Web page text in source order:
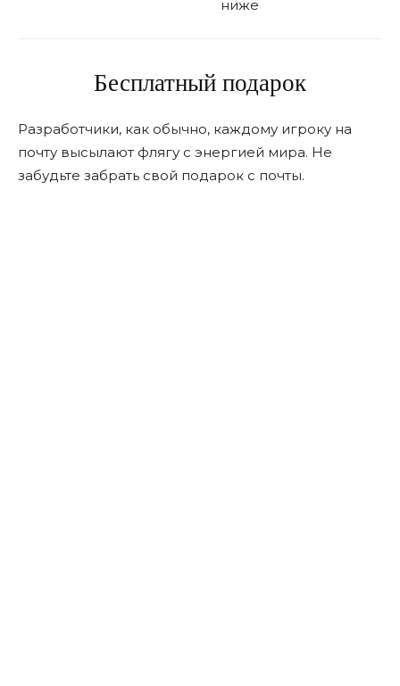
ниже
Бесплатный подарок
Разработчики, как обычно, каждому игроку на
почту высылают флягу с энергией мира. Не
забудьте забрать свой подарок с почты.